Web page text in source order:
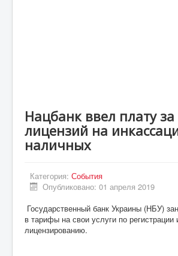
Происшествия
UA
DE
PL
Нацбанк ввел плату
лицензий на
наличных
Категория: События
Опубликовано: 01 апреля 2019
Государственный банк Украины (НБУ)
в тарифы на свои услуги по регистрации
лицензированию.